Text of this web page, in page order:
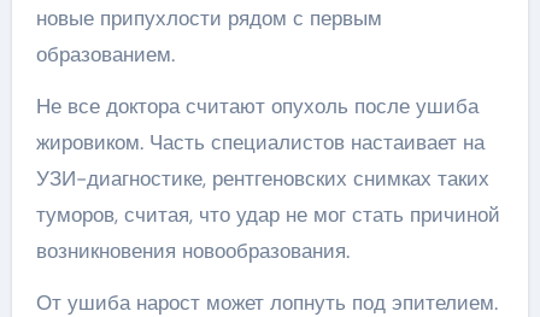
новые припухлости рядом с первым
образованием.
Не все доктора считают опухоль после ушиба
жировиком. Часть специалистов настаивает на
УЗИ-диагностике, рентгеновских снимках таких
туморов, считая, что удар не мог стать причиной
возникновения новообразования.
От ушиба нарост может лопнуть под эпителием.